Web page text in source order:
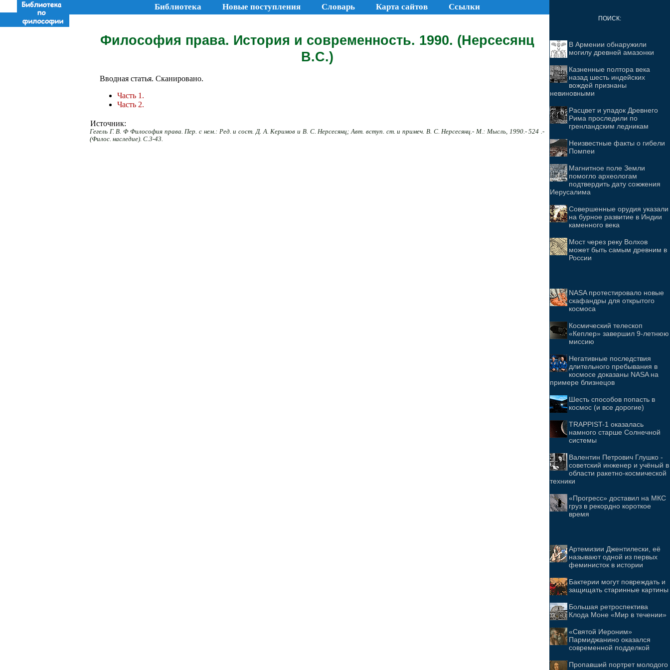
Библиотека Новые поступления Словарь Карта сайтов Ссылки
Философия права. История и современность. 1990. (Нерсесянц
В.С.)
Вводная статья. Сканировано.
Часть 1.
Часть 2.
Источник:
Гегель Г. В. Ф Философия права. Пер. с нем.: Ред. и сост. Д. А. Керимов и В. С. Нерсесянц; Авт. вступ. ст. и примеч. В. С. Нерсесянц.- М.: Мысль, 1990.- 524 .-
(Филос. наследие). С.3-43.
ПОИСК:
В Армении обнаружили
могилу древней амазонки
Казненные полтора века
назад шесть индейских
вождей признаны
невиновными
Расцвет и упадок Древнего
Рима проследили по
гренландским ледникам
Неизвестные факты о гибели
Помпеи
Магнитное поле Земли
помогло археологам
подтвердить дату сожжения
Иерусалима
Совершенные орудия указали
на бурное развитие в Индии
каменного века
Мост через реку Волхов
может быть самым древним в
России
NASA протестировало новые
скафандры для открытого
космоса
Космический телескоп
«Кеплер» завершил 9-летнюю
миссию
Негативные последствия
длительного пребывания в
космосе доказаны NASA на
примере близнецов
Шесть способов попасть в
космос (и все дорогие)
TRAPPIST-1 оказалась
намного старше Солнечной
системы
Валентин Петрович Глушко -
советский инженер и учёный в
области ракетно-космической
техники
«Прогресс» доставил на МКС
груз в рекордно короткое
время
Артемизии Джентилески, её
называют одной из первых
феминисток в истории
Бактерии могут повреждать и
защищать старинные картины
Большая ретроспектива
Клода Моне «Мир в течении»
«Святой Иероним»
Пармиджанино оказался
современной подделкой
Пропавший портрет молодого